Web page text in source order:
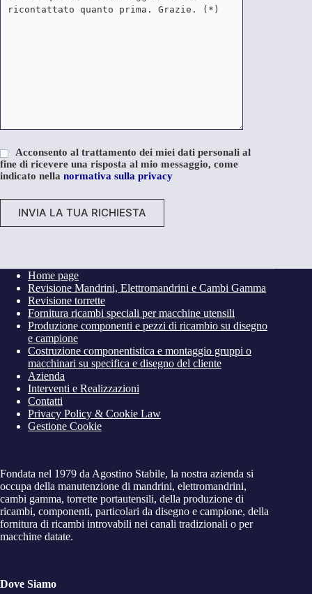
Acconsento al trattamento dei miei dati personali al
fine di ricevere una risposta al mio messaggio, come
indicato nella normativa sulla privacy
e
Home page
Revisione Mandrini, Elettromandrini e Cambi Gamma
Revisione torrette
Fornitura ricambi speciali per macchine utensili
Produzione componenti e pezzi di ricambio su disegno
e campione
Costruzione componentistica e montaggio gruppi o
macchinari su specifica e disegno del cliente
Azienda
Interventi e Realizzazioni
Contatti
Privacy Policy & Cookie Law
Gestione Cookie
Fondata nel 1979 da Agostino Stabile, la nostra azienda si
occupa della manutenzione di mandrini, elettromandrini,
cambi gamma, torrette portautensili, della produzione di
ricambi, componenti, particolari da disegno e campione, della
fornitura di ricambi introvabili nei canali tradizionali o per
macchine datate.
Dove Siamo